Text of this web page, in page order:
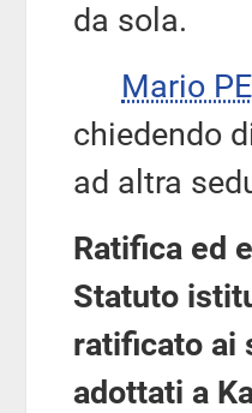
da sola.
Mario
chiedendo
ad altra
Ratifica ed
Statuto
ratificato ai
adottati a